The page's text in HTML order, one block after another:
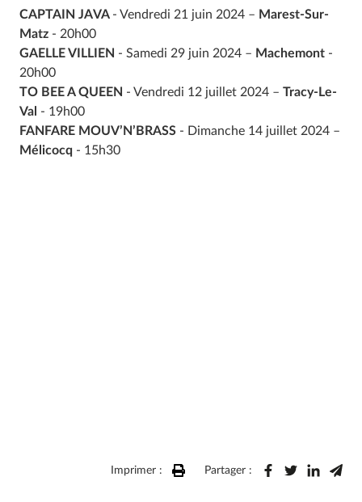
CAPTAIN JAVA - Vendredi 21 juin 2024 – Marest-Sur-
Matz - 20h00
GAELLE VILLIEN - Samedi 29 juin 2024 – Machemont -
20h00
TO BEE A QUEEN - Vendredi 12 juillet 2024 – Tracy-Le-
Val - 19h00
FANFARE MOUV’N’BRASS - Dimanche 14 juillet 2024 –
Mélicocq - 15h30
Imprimer : Partager :